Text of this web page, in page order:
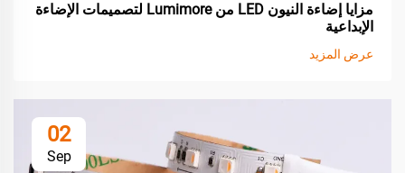
مزايا إضاءة النيون LED من Lumimore لتصميمات الإضاءة
الإبداعية
عرض المزيد
02
Sep